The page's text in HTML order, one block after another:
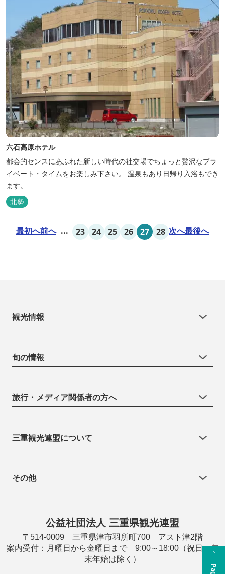
六石高原ホテル
都会的センスにあふれた新しい時代の社交場でちょっと贅沢なプラ
イベート・タイムをお楽しみ下さい。 温泉もあり日帰り入浴もでき
ます。
北勢
最初へ前へ ... 23 24 25 26 27 28 次へ最後へ
観光情報
旬の情報
旅行・メディア関係者の方へ
三重観光連盟について
その他
公益社団法人 三重県観光連盟
〒514-0009 三重県津市羽所町700 アスト津2階
案内受付：月曜日から金曜日まで 9:00～18:00（祝日・年
末年始は除く）